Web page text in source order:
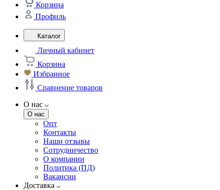
Корзина
Профиль
Каталог
Личный кабинет
Корзина
Избранное
Сравнение товаров
О нас
О нас
Опт
Контакты
Наши отзывы
Сотрудничество
О компании
Политика (ПД)
Вакансии
Доставка